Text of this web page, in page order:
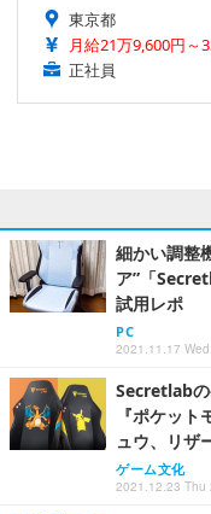
東京都
月給21万9,600円～
正社員
細かい調整
ア”「
試用レポ
PC
2021.11.17
Secretlabの
『ポケッ
ュウ、リザ
ゲーム文化
2021.12.23 Thu